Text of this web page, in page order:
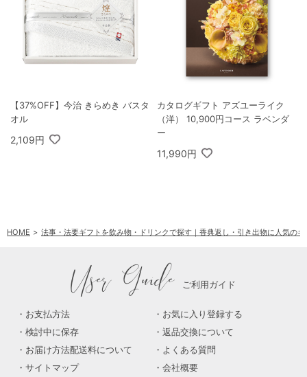
【37%OFF】今治 きらめき バスタ
オル
2,109円
カタログギフト アズユーライク
（洋） 10,900円コース ラベンダ
ー
11,990円
HOME 法事・法要ギフトを飲み物・ドリンクで探す｜香典返し・引き出物に人気のギ
User Guide ご利用ガイド
お支払方法
お気に入り登録する
検討中に保存
返品交換について
お届け方法配送料について
よくある質問
サイトマップ
会社概要